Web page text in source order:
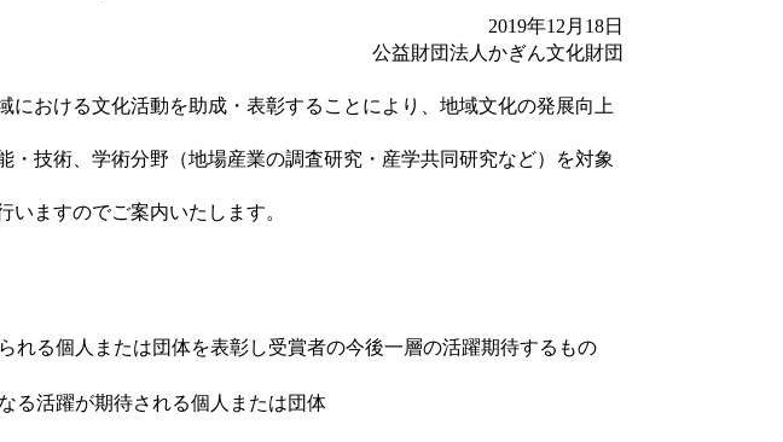
2019年12月18日
公益財団法人かぎん文化財団
おける文化活動を助成・表彰することにより、地域文化の発展向上
技術、学術分野（地場産業の調査研究・産学共同研究など）を対象
ますのでご案内いたします。
れる個人または団体を表彰し受賞者の今後一層の活躍期待するもの
る活躍が期待される個人または団体